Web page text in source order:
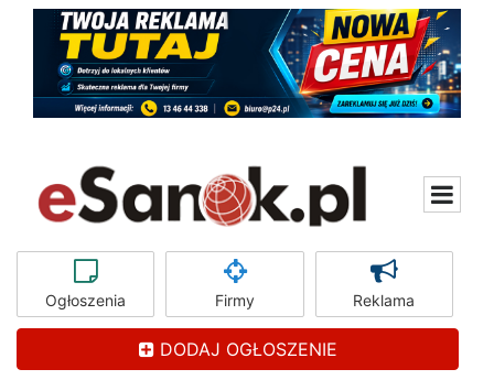
Ogłoszenia Firmy Reklama
DODAJ OGŁOSZENIE